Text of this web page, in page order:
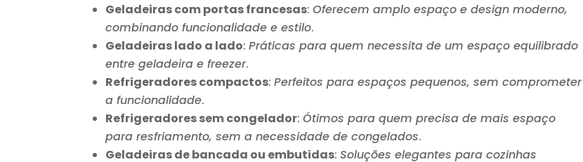
Geladeiras com portas francesas:Oferecem amplo espaço e design moderno,
combinando funcionalidade e estilo.
Geladeiras lado a lado:Práticas para quem necessita de um espaço equilibrado
entre geladeira e freezer.
Refrigeradores compactos:Perfeitos para espaços pequenos, sem comprometer
a funcionalidade.
Refrigeradores sem congelador:Ótimos para quem precisa de mais espaço
para resfriamento, sem a necessidade de congelados.
Geladeiras de bancada ou embutidas:Soluções elegantes para cozinhas